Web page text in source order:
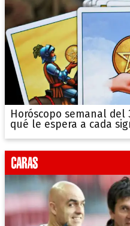
Horóscopo semanal del
qué le espera a cada